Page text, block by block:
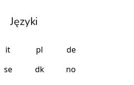
Języki
it pl
de
se dk
no